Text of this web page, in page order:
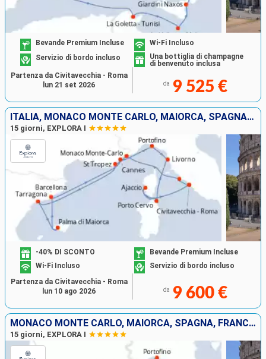
Bevande Premium Incluse
Wi-Fi Incluso
Servizio di bordo incluso
Una bottiglia di champagne
di benvenuto inclusa
da 9 525 €
Partenza da Civitavecchia - Roma
lun 21 set 2026
ITALIA, MONACO MONTE CARLO, MAIORCA, SPAGNA, FRANCIA
15 giorni, EXPLORA I
-40% DI SCONTO
Bevande Premium Incluse
Wi-Fi Incluso
Servizio di bordo incluso
da 9 600 €
Partenza da Civitavecchia - Roma
lun 10 ago 2026
MONACO MONTE CARLO, MAIORCA, SPAGNA, FRANCIA, ITALIA
15 giorni, EXPLORA I